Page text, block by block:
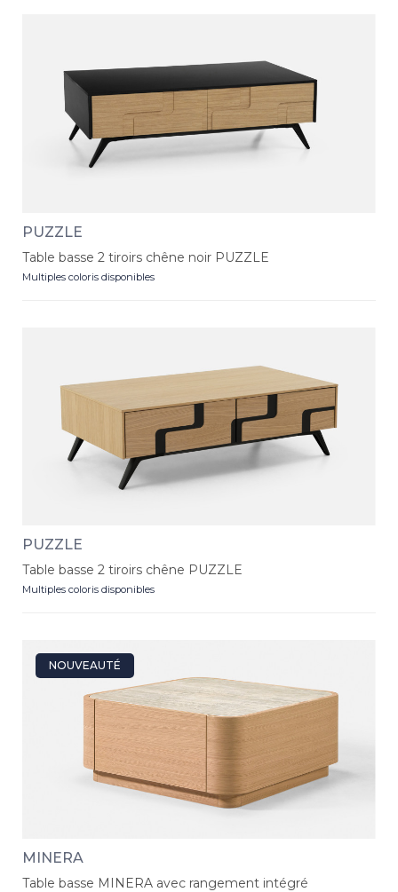
PUZZLE
Table basse 2 tiroirs chêne noir PUZZLE
Multiples coloris disponibles
PUZZLE
Table basse 2 tiroirs chêne PUZZLE
Multiples coloris disponibles
NOUVEAUTÉ
MINERA
Table basse MINERA avec rangement intégré